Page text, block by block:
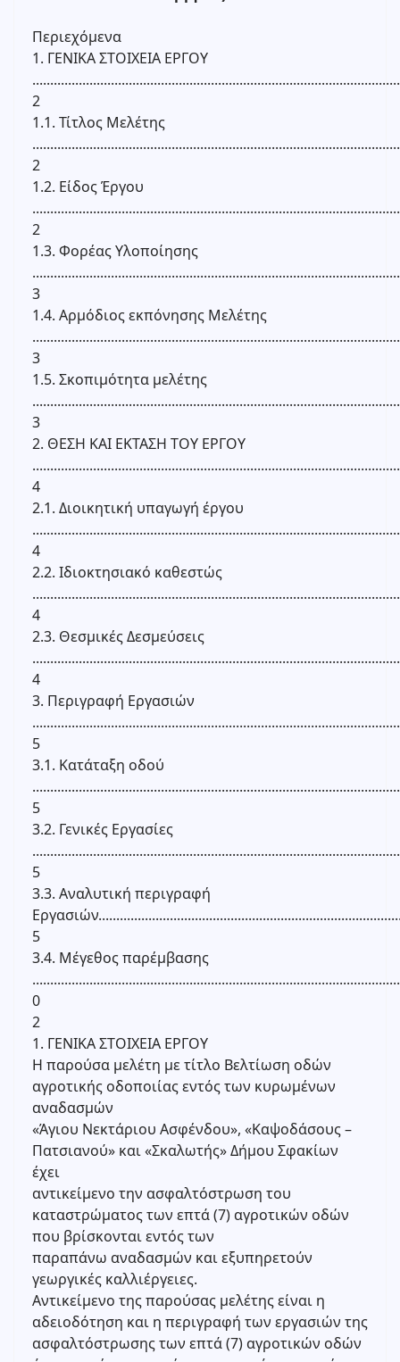
Περιεχόμενα
1. ΓΕΝΙΚΑ ΣΤΟΙΧΕΙΑ ΕΡΓΟΥ
2
1.1. Τίτλος Μελέτης
2
1.2. Είδος Έργου
2
1.3. Φορέας Υλοποίησης
3
1.4. Αρμόδιος εκπόνησης Μελέτης
3
1.5. Σκοπιμότητα μελέτης
3
2. ΘΕΣΗ ΚΑΙ ΕΚΤΑΣΗ ΤΟΥ ΕΡΓΟΥ
4
2.1. Διοικητική υπαγωγή έργου
4
2.2. Ιδιοκτησιακό καθεστώς
4
2.3. Θεσμικές Δεσμεύσεις
4
3. Περιγραφή Εργασιών
5
3.1. Κατάταξη οδού
5
3.2. Γενικές Εργασίες
5
3.3. Αναλυτική περιγραφή
5
3.4. Μέγεθος παρέμβασης
0
2
1. ΓΕΝΙΚΑ ΣΤΟΙΧΕΙΑ ΕΡΓΟΥ
Η παρούσα μελέτη με τίτλο Βελτίωση οδών
αγροτικής οδοποιίας εντός των κυρωμένων
αναδασμών
«Άγιου Νεκτάριου Ασφένδου», «Καψοδάσους –
Πατσιανού» και «Σκαλωτής» Δήμου Σφακίων
έχει
αντικείμενο την ασφαλτόστρωση του
καταστρώματος των επτά (7) αγροτικών οδών
που βρίσκονται εντός των
παραπάνω αναδασμών και εξυπηρετούν
γεωργικές καλλιέργειες.
Αντικείμενο της παρούσας μελέτης είναι η
αδειοδότηση και η περιγραφή των εργασιών της
ασφαλτόστρωσης των επτά (7) αγροτικών οδών